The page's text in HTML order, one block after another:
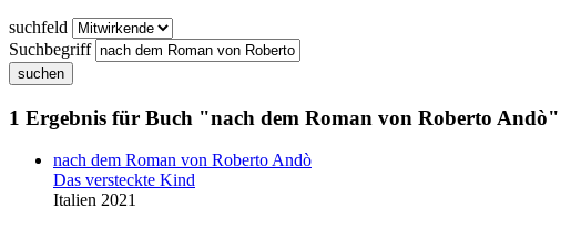
suchfeld
Suchbegriff
suchen
1 Ergebnis für Buch "nach dem Roman von Roberto Andò"
nach dem Roman von Roberto Andò
Das versteckte Kind
Italien 2021